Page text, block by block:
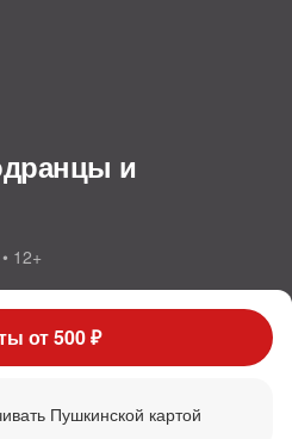
и
12+
от 500 ₽
Пушкинской картой